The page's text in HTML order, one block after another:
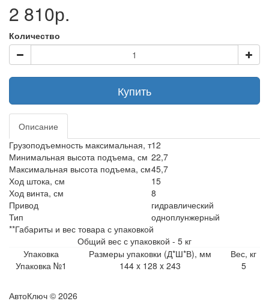
2 810р.
Количество
Купить
Описание
Грузоподъемность максимальная, т12
Минимальная высота подъема, см 22,7
Максимальная высота подъема, см45,7
Ход штока, см
15
Ход винта, см
8
Привод
гидравлический
Тип
одноплунжерный
**Габариты и вес товара с упаковкой
Общий вес с упаковкой - 5 кг
Упаковка
Размеры упаковки (Д*Ш*В), мм
Вес, кг
Упаковка №1
144 x 128 x 243 5
АвтоКлюч © 2026